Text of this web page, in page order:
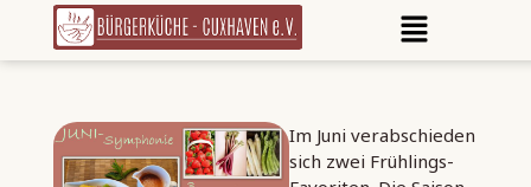
Im Juni verabschieden
sich zwei Frühlings-